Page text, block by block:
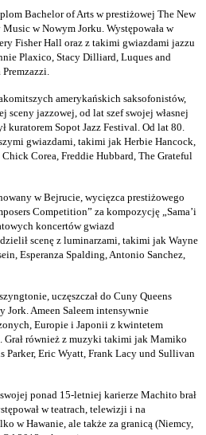
Bachelor of Arts w prestiżowej The New
w Nowym Jorku. Występowała w
Fisher Hall oraz z takimi gwiazdami jazzu
Plaxico, Stacy Dilliard, Luques and
amerykańskich saksofonistów,
sceny jazzowej, od lat szef swojej własnej
kuratorem Sopot Jazz Festival. Od lat 80.
gwiazdami, takimi jak Herbie Hancock,
Corea, Freddie Hubbard, The Grateful
w Bejrucie, wycięzca prestiżowego
Competition” za kompozycję „Sama’i
koncertów gwiazd
scenę z luminarzami, takimi jak Wayne
Esperanza Spalding, Antonio Sanchez,
uczęszczał do Cuny Queens
Jork. Ameen Saleem intensywnie
Europie i Japonii z kwintetem
Grał również z muzyki takimi jak Mamiko
Parker, Eric Wyatt, Frank Lacy und Sullivan
ponad 15-letniej karierze Machito brał
w teatrach, telewizji i na
w Hawanie, ale także za granicą (Niemcy,